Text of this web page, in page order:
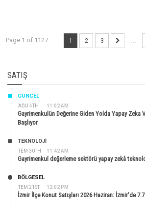
Page 1 of 1127 1 2 3 ...
SATIŞ
AĞU 4TH 11:02 AM
GÜNCEL
Gayrimenkulün Değerine Giden Yolda Yapay Zeka
Başlıyor
TEM 30TH 11:42 AM
TEKNOLOJİ
Gayrimenkul değerleme sektörü yapay zekâ
TEM 21ST 12:02 PM
BÖLGESEL
İzmir İlçe Konut Satışları 2026 Haziran: İzmir’de